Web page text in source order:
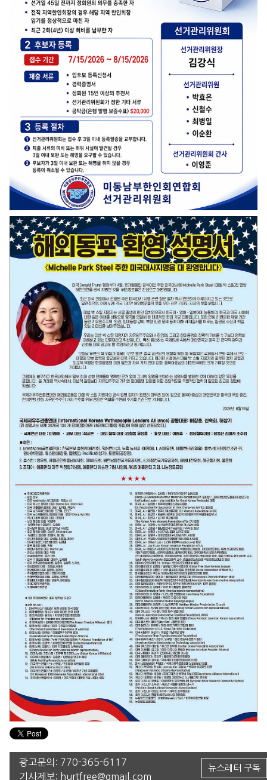
뉴스레터 구독
광고문의: 770-365-6117
기사제보: hurtfree@gmail.com